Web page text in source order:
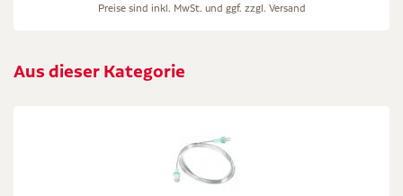
Preise sind inkl. MwSt. und ggf. zzgl. Versand
Aus dieser Kategorie